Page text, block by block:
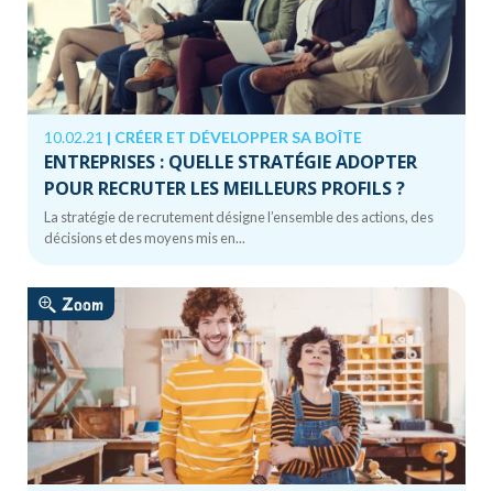
10.02.21 | CRÉER ET DÉVELOPPER SA BOÎTE
ENTREPRISES : QUELLE STRATÉGIE ADOPTER
POUR RECRUTER LES MEILLEURS PROFILS ?
La stratégie de recrutement désigne l’ensemble des actions, des
décisions et des moyens mis en...
Zoom